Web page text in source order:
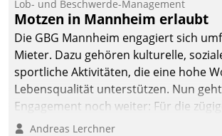
Lob- und Beschwerde-Management
Motzen in Mannheim erlaubt
Die GBG Mannheim engagiert sich
Mieter. Dazu gehören kulturelle,
sportliche Aktivitäten, die eine hohe
Lebensqualität unterstützen. Nun
Engagement noch weiter: Für die
von Beschwerden – oder Lob – richtet
Andreas Lerchner